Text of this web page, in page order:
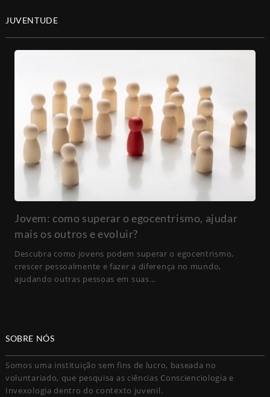
JUVENTUDE
Jovem: como superar o egocentrismo, ajudar
mais os outros e evoluir?
Descubra como jovens podem superar o egocentrismo,
crescer pessoalmente e fazer a diferença no mundo,
ajudando outras pessoas em suas…
SOBRE NÓS
Somos uma instituição sem fins de lucro, baseada no
voluntariado, que pesquisa as ciências Conscienciologia e
Invexologia dentro do contexto juvenil.